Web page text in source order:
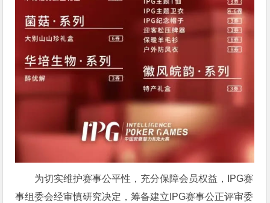
为切实维护赛事公平性，充分保障会员权益，IPG赛
事组委会经审慎研究决定，筹备建立IPG赛事公正评审委